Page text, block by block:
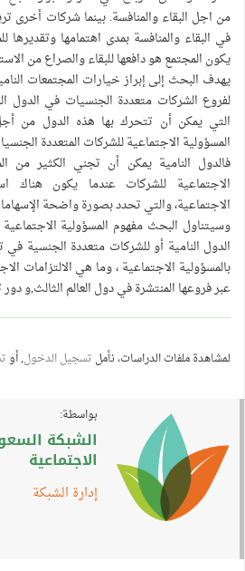
من اجل البقاء والمنافسة. بينما شركات أخرى
في البقاء والمنافسة بمدى اهتمامها
يكون المجتمع هو دافعها للبقاء والصراع من
يهدف البحث إلى إبراز خيارات المجتمعات
لفروع الشركات متعددة الجنسيات في الدول
التي يمكن أن تتحرك بها هذه الدول من
المسؤولية الاجتماعية للشركات المتعددة
فالدول النامية يمكن أن تجني الكثير من
الاجتماعية للشركات عندما يكون هناك
الاجتماعية، والتي تحدد بصورة واضحة
وسيتناول البحث مفهوم المسؤولية الاجتماعية
الدول النامية أو للشركات متعددة الجنسية
بالمسؤولية الاجتماعية ، وما هي الالتزامات
عبر فروعها المنتشرة في دول العالم الثالث,و دور
لمشاهدة ملفات الدراسات، نأمل تسجيل الدخول, أو
بواسطة:
الشبكة
الاجتماعية
إدارة الشبكة